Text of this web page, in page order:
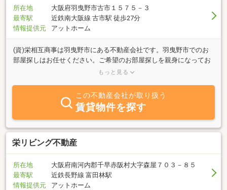
意売却不動産コーディネーター在籍の売却エージェント（売主の味
方）のコスモ住建にお任せください。
所在地
大阪府羽曳野市古市１５７５－３
最寄駅
近鉄南大阪線 古市駅 徒歩27分
情報提供元
アットホーム
(資)栄相互商事は羽曳野市にある不動産会社です。羽曳野市でのお
部屋探しはお任せください。ご希望のお部屋探しを親身になってお
手伝いさせて頂きます。 不動産のことならどんな些細なことでもお
もっと見る
この不動産会社が取り扱う
賃貸物件を探す
栄リビング不動産
所在地
大阪府南河内郡千早赤阪村大字森屋７０３－８５
最寄駅
近鉄長野線 富田林駅
情報提供元
アットホーム